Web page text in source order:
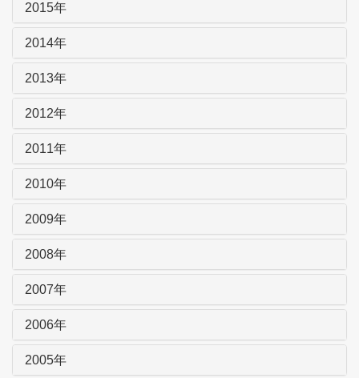
2015年
2014年
2013年
2012年
2011年
2010年
2009年
2008年
2007年
2006年
2005年